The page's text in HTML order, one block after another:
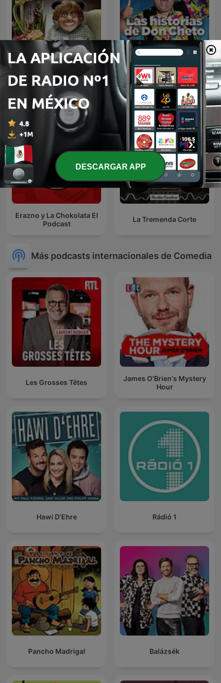
Panda Show (NO OFICIAL)
Las Historias de Don
Cheto
Erazno y La Chokolata El
Podcast
La Tremenda Corte
Más podcasts internacionales de Comedia
Les Grosses Têtes
James O'Brien's Mystery
Hour
Hawi D'Ehre Rádió 1
Pancho Madrigal Balázsék
DESCARGAR APP